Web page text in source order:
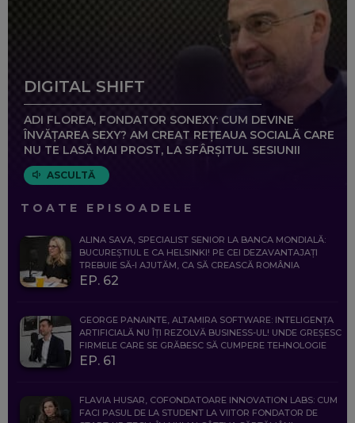
DIGITAL SHIFT
ADI FLOREA, FONDATOR SONEXY: CUM DEVINE
ÎNVĂȚAREA SEXY? AM CREAT REȚEAUA SOCIALĂ CARE
NU TE LASĂ MAI PROST, LA SFÂRȘITUL SESIUNII
ASCULTĂ
TOATE EPISOADELE
ALINA SAVA, SPECIALIST SENIOR LA BANCA MONDIALĂ:
BUCUREȘTIUL E CA HELSINKI! PE CEI DEZAVANTAJAȚI
TREBUIE SĂ-I AJUTĂM, CA SĂ CREASCĂ ROMÂNIA
EP. 62
GEORGE PANAINTE, ALTAMIRA SOFTWARE: INTELIGENȚA
ARTIFICIALĂ NU ÎȚI REZOLVĂ BUSINESS-UL! UNDE GREȘESC
FIRMELE CARE SE GRĂBESC SĂ CUMPERE TEHNOLOGIE
EP. 61
FLAVIA HUSAR, COFONDATOARE INNOVATION LABS: CUM
FACI PASUL DE LA STUDENT LA VIITOR FONDATOR DE